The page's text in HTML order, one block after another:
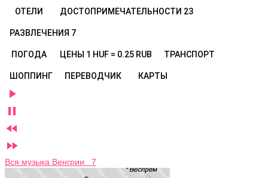
ОТЕЛИ ДОСТОПРИМЕЧАТЕЛЬНОСТИ 23
РАЗВЛЕЧЕНИЯ 7
ПОГОДА ЦЕНЫ 1 HUF = 0.25 RUB ТРАНСПОРТ
ШОППИНГ ПЕРЕВОДЧИК КАРТЫ




Вся музыка Венгрии 7